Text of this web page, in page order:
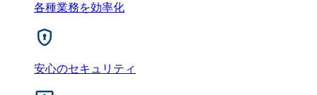
各種業務を効率化
安心のセキュリティ